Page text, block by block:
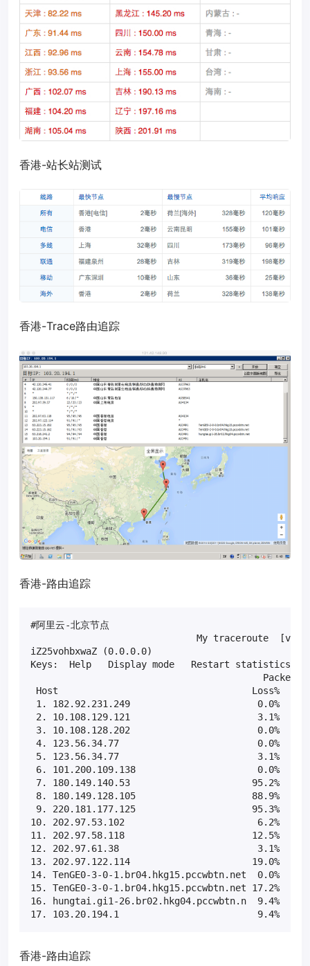
香港-站长站测试
香港-Trace路由追踪
香港-路由追踪
#阿里云-北京节点
My traceroute
iZ25vohbxwaZ (0.0.0.0)
Keys:  Help   Display mode   Restart statistics
Packets
Host                                   Loss%   Snt
1. 182.92.231.249                       0.0%
2. 10.108.129.121                       3.1%    65
3. 10.108.128.202                       0.0%
4. 123.56.34.77                         0.0%
5. 123.56.34.77                         3.1%
6. 101.200.109.138                      0.0%
7. 180.149.140.53                      95.2%
8. 180.149.128.105                     88.9%
9. 220.181.177.125                     95.3%
10. 202.97.53.102                        6.2%
11. 202.97.58.118                       12.5%
12. 202.97.61.38                         3.1%
13. 202.97.122.114                      19.0%
14. TenGE0-3-0-1.br04.hkg15.pccwbtn.net  0.0%
15. TenGE0-3-0-1.br04.hkg15.pccwbtn.net 17.2%
16. hungtai.gi1-26.br02.hkg04.pccwbtn.n  9.4%
香港-路由追踪